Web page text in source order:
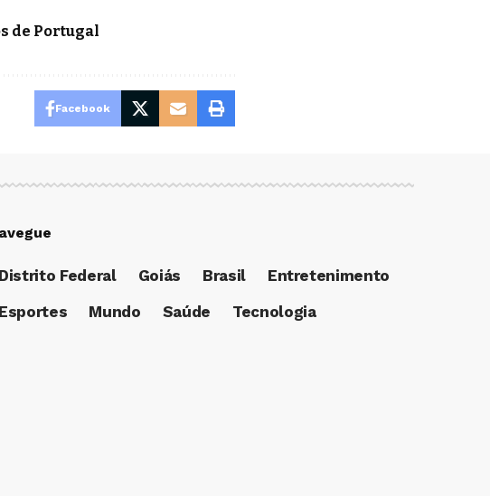
de Portugal
Facebook
Distrito Federal Goiás Brasil
Entretenimento
Esportes
Mundo Saúde Tecnologia